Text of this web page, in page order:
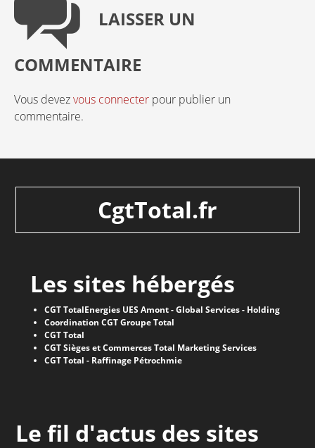
LAISSER UN
COMMENTAIRE
Vous devezvous connecter pour publier un
commentaire.
CgtTotal.fr
Les sites hébergés
CGT TotalEnergies UES Amont - Global Services - Holding
Coordination CGT Groupe Total
CGT Total
CGT Sièges et Commerces Total Marketing Services
CGT Total - Raffinage Pétrochmie
Le fil d'actus des sites